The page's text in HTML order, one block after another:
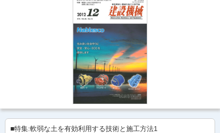
■特集:軟弱な土を有効利用する技術と施工方法1